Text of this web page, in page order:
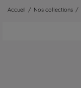
Accueil / Nos collections /